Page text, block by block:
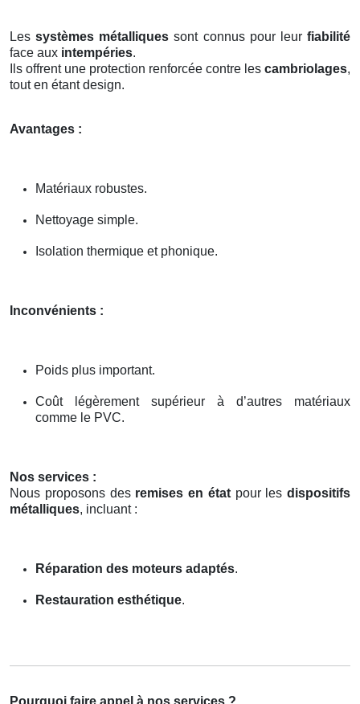
Lessystèmes métalliques sont connus pour leurfiabilité
face aux intempéries.
Ils offrent une protection renforcée contre les cambriolages,
tout en étant design.
Avantages :
Matériaux robustes.
Nettoyage simple.
Isolation thermique et phonique.
Inconvénients :
Poids plus important.
Coût légèrement supérieur à d’autres matériaux
comme le PVC.
Nos services :
Nous proposons des remises en étatpour les dispositifs
métalliques, incluant :
Réparation des moteurs adaptés.
Restauration esthétique.
Pourquoi faire appel à nos services ?